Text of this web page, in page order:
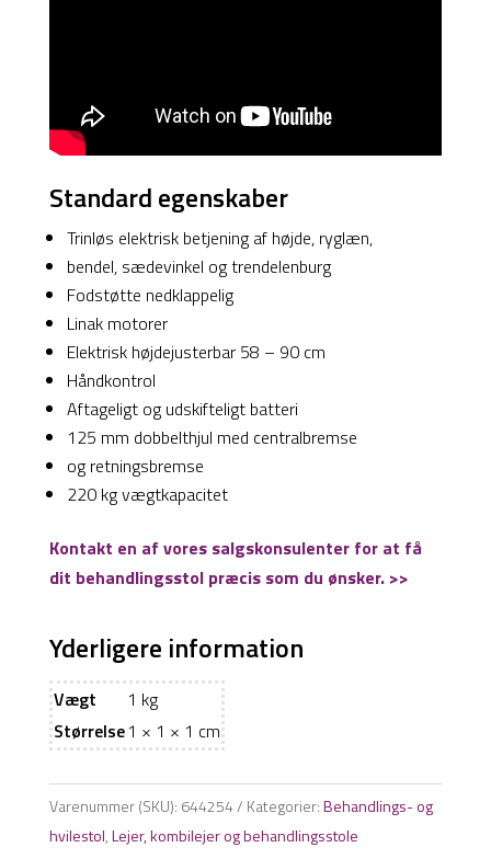
Standard egenskaber
Trinløs elektrisk betjening af højde, ryglæn,
bendel, sædevinkel og trendelenburg
Fodstøtte nedklappelig
Linak motorer
Elektrisk højdejusterbar 58 – 90 cm
Håndkontrol
Aftageligt og udskifteligt batteri
125 mm dobbelthjul med centralbremse
og retningsbremse
220 kg vægtkapacitet
Kontakt en af vores salgskonsulenter for at få
dit behandlingsstol præcis som du ønsker. >>
Yderligere information
Vægt
1 kg
Størrelse1 × 1 × 1 cm
Varenummer (SKU): 644254 Kategorier:Behandlings- og
hvilestol,Lejer, kombilejer og behandlingsstole